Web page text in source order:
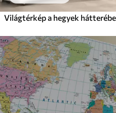
Világtérkép a hegyek